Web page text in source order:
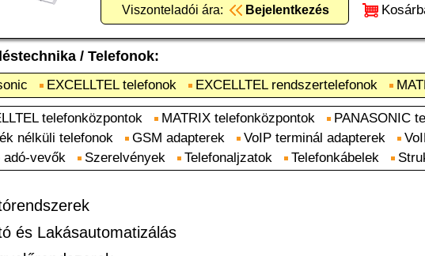
Viszonteladói ára:
Bejelentkezés
/ Telefonok:
EXCELLTEL telefonok EXCELLTEL rendszertelefonok
telefonközpontok MATRIX telefonközpontok PANASONIC
nélküli telefonok
GSM adapterek VoIP terminál adapterek
adó-vevők
Szerelvények Telefonaljzatok Telefonkábelek
és Lakásautomatizálás